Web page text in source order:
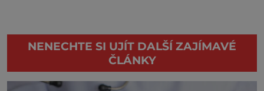
NENECHTE SI UJÍT DALŠÍ ZAJÍMAVÉ
ČLÁNKY